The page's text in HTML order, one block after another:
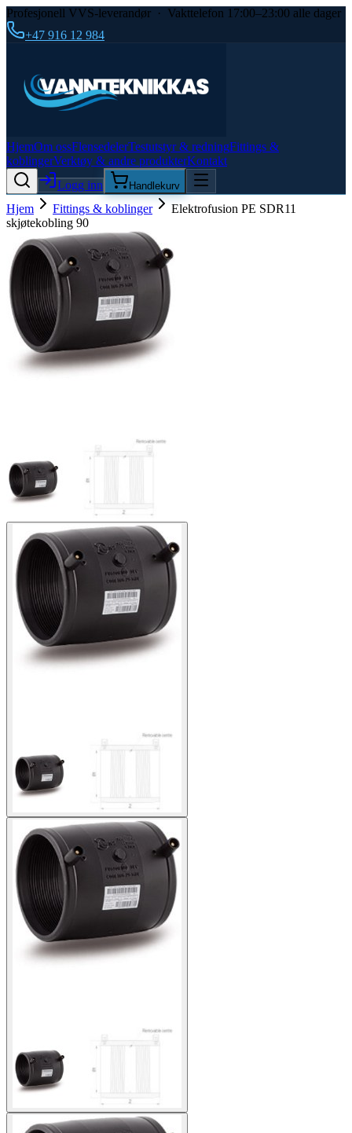
Profesjonell VVS-leverandør · Vakttelefon 17:00–23:00 alle dager
+47 916 12 984
HjemOm ossFlensedelerTestutstyr & redningFittings &
koblingerVerktøy & andre produkterKontakt
Logg inn
Handlekurv
Hjem Fittings & koblinger
Elektrofusion PE SDR11
skjøtekobling 90